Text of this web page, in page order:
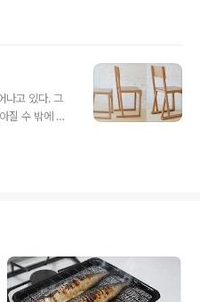
떤것이 있을까
등에서 편안함
가구소품등
이트 가구등
하고 있다면
나고 있다. 그
질 수 밖에 없
다. 이러한 원
사용한다면
등의 파스텔
한 느낌을 주는
구보다는 낮은
보인다. 소파를